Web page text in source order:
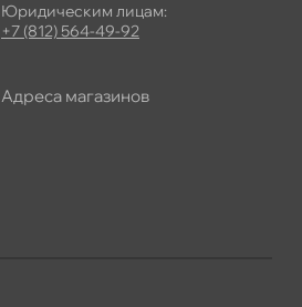
Юридическим лицам:
+7 (812) 564-49-92
Адреса магазино